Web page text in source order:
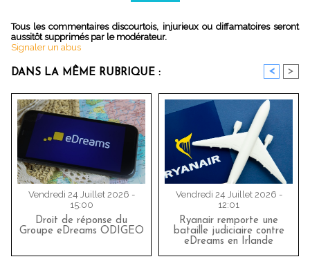
Tous les commentaires discourtois, injurieux ou diffamatoires seront
aussitôt supprimés par le modérateur.
Signaler un abus
DANS LA MÊME RUBRIQUE : < >
Vendredi 24 Juillet 2026 -
15:00
Droit de réponse du
Groupe eDreams ODIGEO
Vendredi 24 Juillet 2026 -
12:01
Ryanair remporte une
bataille judiciaire contre
eDreams en Irlande